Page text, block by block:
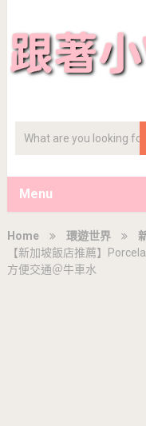
Menu
Home 環遊世界
【新加坡飯店推薦】
方便交通＠牛車水